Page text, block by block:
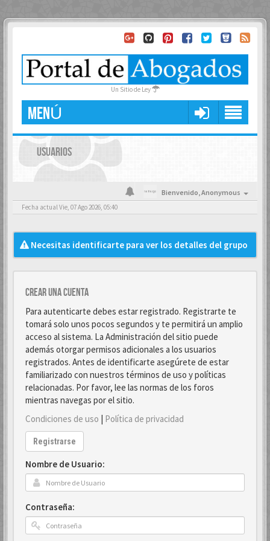
Un Sitio de Ley
MENÚ
USUARIOS
Bienvenido,Anonymous
Fecha actual Vie, 07 Ago 2026, 05:40
Necesitas identificarte para ver los detalles del grupo
Crear una cuenta
Para autenticarte debes estar registrado. Registrarte te
tomará solo unos pocos segundos y te permitirá un amplio
acceso al sistema. La Administración del sitio puede
además otorgar permisos adicionales a los usuarios
registrados. Antes de identificarte asegúrete de estar
familiarizado con nuestros términos de uso y políticas
relacionadas. Por favor, lee las normas de los foros
mientras navegas por el sitio.
Condiciones de uso | Política de privacidad
Registrarse
Nombre de Usuario:
Contraseña: